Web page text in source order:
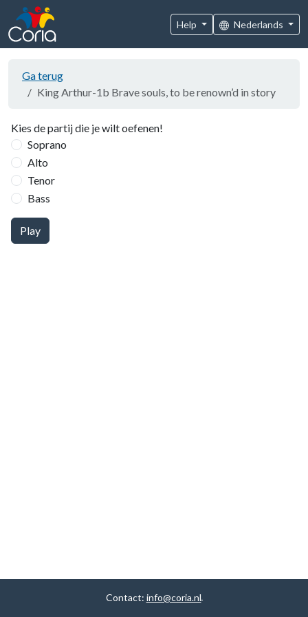
Help Nederlands
Ga terug
King Arthur-1b Brave souls, to be renown’d in story
Kies de partij die je wilt oefenen!
Soprano
Alto
Tenor
Bass
Play
Contact: info@coria.nl.